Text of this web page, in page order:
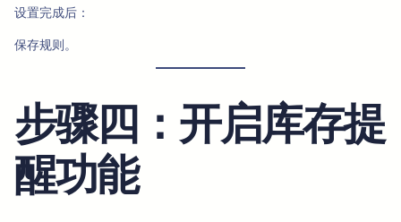
设置完成后：
保存规则。
步骤四：开启库存提
醒功能